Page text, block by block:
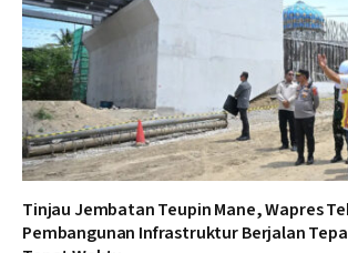
Tinjau Jembatan Teupin Mane, Wapres
Pembangunan Infrastruktur Berjalan